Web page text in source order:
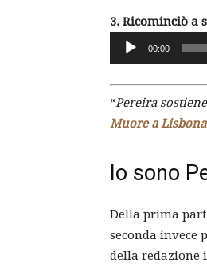
3. Ricominciò a
Audio
Player
00:00
“Pereira
Muore a
Io sono
Della prima
seconda invece
della redazione